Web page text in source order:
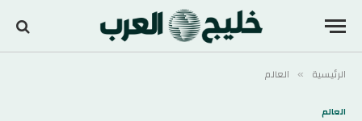
الرئيسية » العالم
العالم